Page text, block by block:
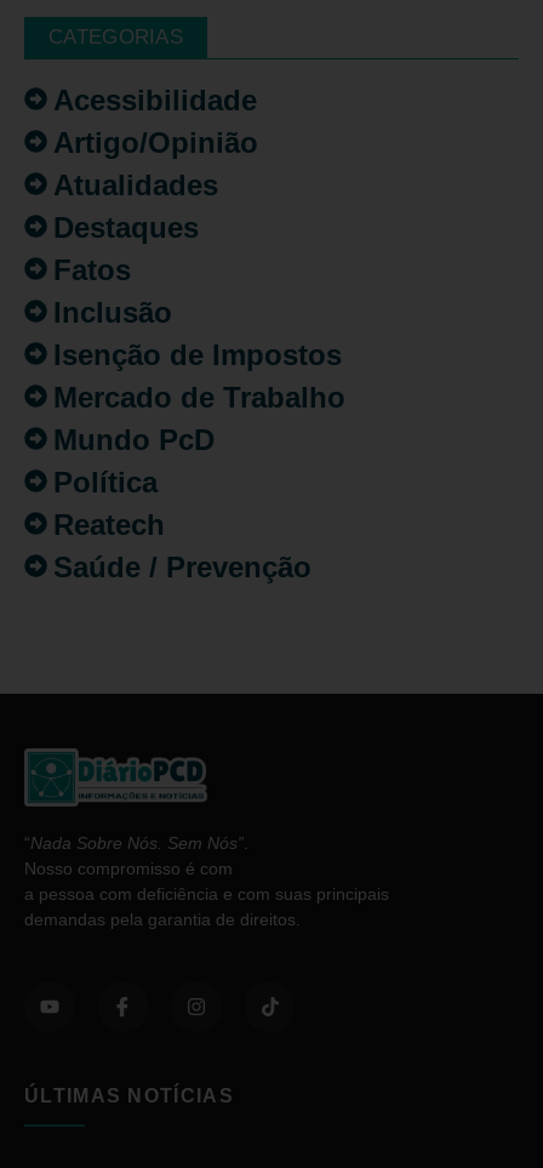
CATEGORIAS
Acessibilidade
Artigo/Opinião
Atualidades
Destaques
Fatos
Inclusão
Isenção de Impostos
Mercado de Trabalho
Mundo PcD
Política
Reatech
Saúde / Prevenção
“Nada Sobre Nós. Sem Nós”
Nosso compromisso é com
a pessoa com deficiência e com suas principais
demandas pela garantia de direitos.
ÚLTIMAS NOTÍCIAS